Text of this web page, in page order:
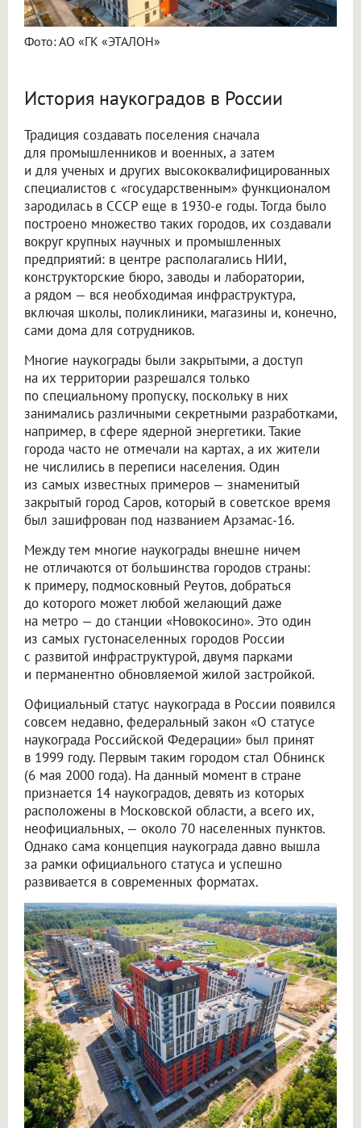
Фото: АО «ГК «ЭТАЛОН»
История наукоградов в России
Традиция создавать поселения сначала
для промышленников и военных, а затем
и для ученых и других высококвалифицированных
специалистов с «государственным» функционалом
зародилась в СССР еще в 1930-е годы. Тогда было
построено множество таких городов, их создавали
вокруг крупных научных и промышленных
предприятий: в центре располагались НИИ,
конструкторские бюро, заводы и лаборатории,
а рядом — вся необходимая инфраструктура,
включая школы, поликлиники, магазины и, конечно,
сами дома для сотрудников.
Многие наукограды были закрытыми, а доступ
на их территории разрешался только
по специальному пропуску, поскольку в них
занимались различными секретными разработками,
например, в сфере ядерной энергетики. Такие
города часто не отмечали на картах, а их жители
не числились в переписи населения. Один
из самых известных примеров — знаменитый
закрытый город Саров, который в советское время
был зашифрован под названием Арзамас-16.
Между тем многие наукограды внешне ничем
не отличаются от большинства городов страны:
к примеру, подмосковный Реутов, добраться
до которого может любой желающий даже
на метро — до станции «Новокосино». Это один
из самых густонаселенных городов России
с развитой инфраструктурой, двумя парками
и перманентно обновляемой жилой застройкой.
Официальный статус наукограда в России появился
совсем недавно, федеральный закон «О статусе
наукограда Российской Федерации» был принят
в 1999 году. Первым таким городом стал Обнинск
(6 мая 2000 года). На данный момент в стране
признается 14 наукоградов, девять из которых
расположены в Московской области, а всего их,
неофициальных, — около 70 населенных пунктов.
Однако сама концепция наукограда давно вышла
за рамки официального статуса и успешно
развивается в современных форматах.